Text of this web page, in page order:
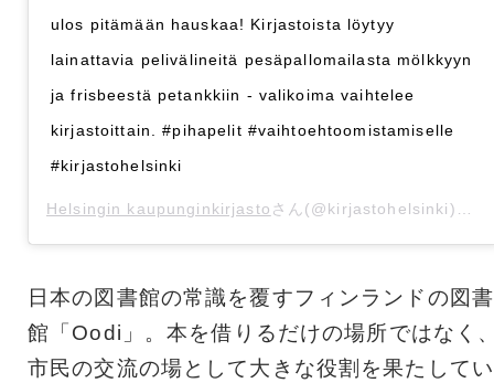
ulos pitämään hauskaa! Kirjastoista löytyy
lainattavia pelivälineitä pesäpallomailasta mölkkyyn
ja frisbeestä petankkiin - valikoima vaihtelee
kirjastoittain. #pihapelit #vaihtoehtoomistamiselle
#kirjastohelsinki
Helsingin kaupunginkirjasto さん(@kirjastohelsinki)がシェアした投稿 -
日本の図書館の常識を覆すフィンランドの図書
館「Oodi」。本を借りるだけの場所ではなく
市民の交流の場として大きな役割を果たしてい